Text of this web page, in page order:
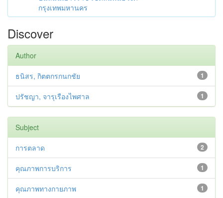
กรุงเทพมหานคร
Discover
Author
1
ธนิสร, กิตตกรกนกชัย
1
ปรัชญา, จารุเรืองไพศาล
Subject
2
การตลาด
1
คุณภาพการบริการ
1
คุณภาพทางกายภาพ